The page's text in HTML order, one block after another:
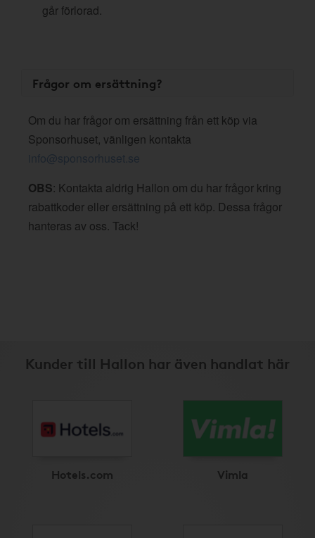
går förlorad.
Frågor om ersättning?
Om du har frågor om ersättning från ett köp via
Sponsorhuset, vänligen kontakta
info@sponsorhuset.se
OBS: Kontakta aldrig Hallon om du har frågor kring
rabattkoder eller ersättning på ett köp. Dessa frågor
hanteras av oss. Tack!
Kunder till Hallon har även handlat här
Hotels.com Vimla